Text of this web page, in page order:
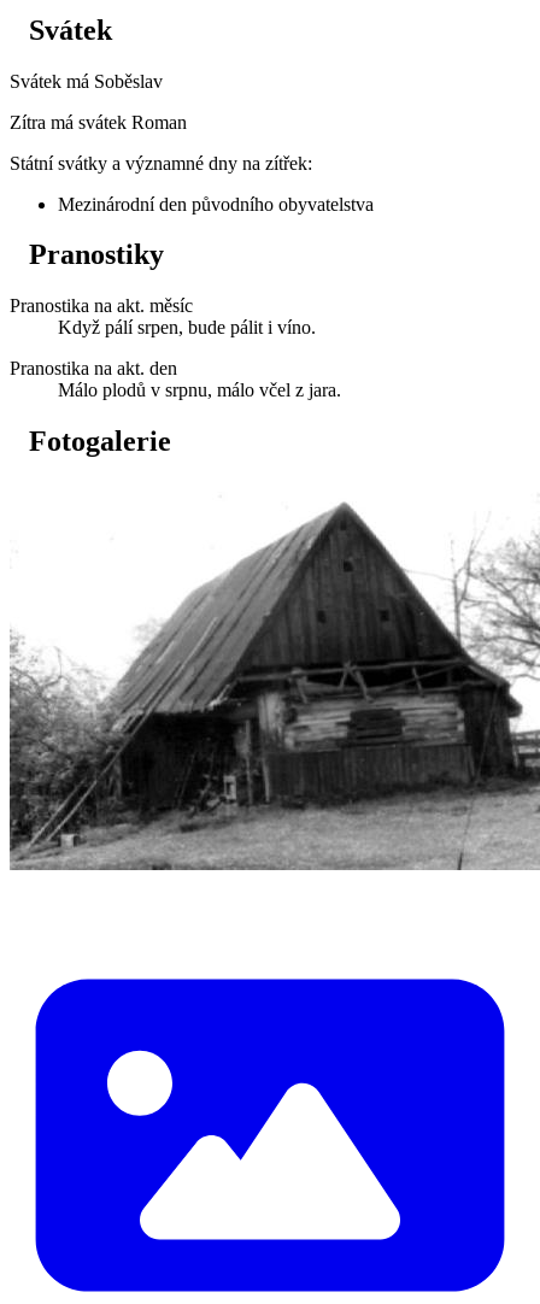
Svátek
Svátek má Soběslav
Zítra má svátek Roman
Státní svátky a významné dny na zítřek:
Mezinárodní den původního obyvatelstva
Pranostiky
Pranostika na akt. měsíc
Když pálí srpen, bude pálit i víno.
Pranostika na akt. den
Málo plodů v srpnu, málo včel z jara.
Fotogalerie